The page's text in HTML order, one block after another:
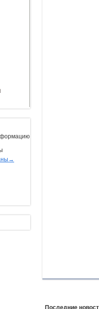
Последние